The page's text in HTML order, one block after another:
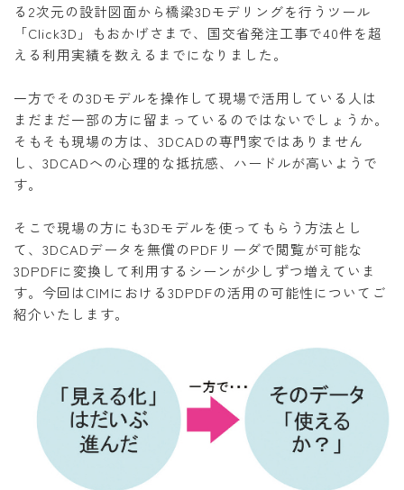
る2次元の設計図面から橋梁3Dモデリングを行うツール
「Click3D」もおかげさまで、国交省発注工事で40件を超
える利用実績を数えるまでになりました。
一方でその3Dモデルを操作して現場で活用している人は
まだまだ一部の方に留まっているのではないでしょうか。
そもそも現場の方は、3DCADの専門家ではありません
し、3DCADへの心理的な抵抗感、ハードルが高いようで
す。
そこで現場の方にも3Dモデルを使ってもらう方法とし
て、3DCADデータを無償のPDFリーダで閲覧が可能な
3DPDFに変換して利用するシーンが少しずつ増えていま
す。今回はCIMにおける3DPDFの活用の可能性についてご
紹介いたします。